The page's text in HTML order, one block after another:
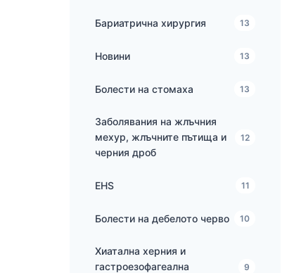
Бариатрична хирургия 13
Новини 13
Болести на стомаха 13
Заболявания на жлъчния
мехур, жлъчните пътища и
черния дроб
12
EHS 11
Болести на дебелото черво 10
Хиатална херния и
гастроезофагеална
9